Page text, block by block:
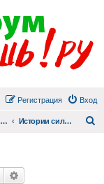
Вход
Регистрация
Философский раздел Истории сильных людей
Поиск